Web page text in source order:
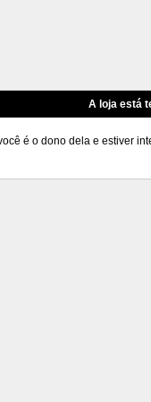
A loja está
é o dono dela e estiver